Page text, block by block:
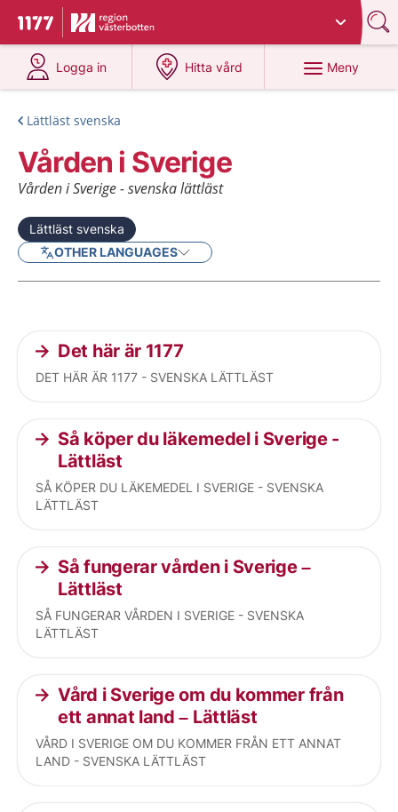
Till startsidan för 1177
Du har valt region
Logga in
på 1177.se
Hitta vård
på 1177.se
Meny
Lättläst svenska
Vården i Sverige
Vården i Sverige - svenska lättläst
Lättläst svenska
OTHER LANGUAGES
Current articles
Det här är 1177
DET HÄR ÄR 1177 - SVENSKA LÄTTLÄST
Så köper du läkemedel i Sverige -
Lättläst
SÅ KÖPER DU LÄKEMEDEL I SVERIGE - SVENSKA
LÄTTLÄST
Så fungerar vården i Sverige –
Lättläst
SÅ FUNGERAR VÅRDEN I SVERIGE - SVENSKA
LÄTTLÄST
Vård i Sverige om du kommer från
ett annat land – Lättläst
VÅRD I SVERIGE OM DU KOMMER FRÅN ETT ANNAT
LAND - SVENSKA LÄTTLÄST